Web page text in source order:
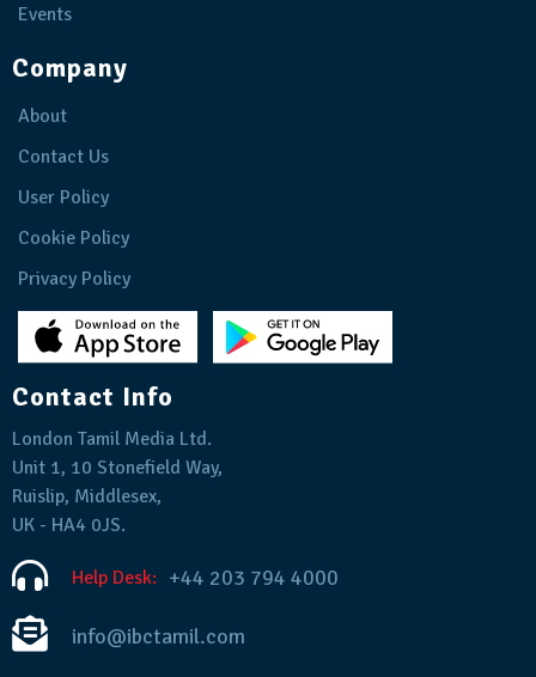
Events
Company
About
Contact Us
User Policy
Cookie Policy
Privacy Policy
Contact Info
London Tamil Media Ltd.
Unit 1, 10 Stonefield Way,
Ruislip, Middlesex,
UK - HA4 0JS.
Help Desk: +44 203 794 4000
info@ibctamil.com